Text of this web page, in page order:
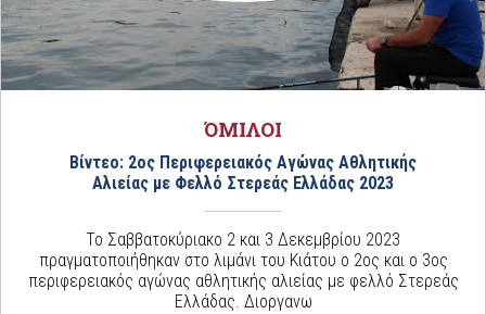
ΌΜΙΛΟΙ
Βίντεο: 2ος Περιφερειακός Αγώνας Αθλητικής
Αλιείας με Φελλό Στερεάς Ελλάδας 2023
Το Σαββατοκύριακο 2 και 3 Δεκεμβρίου 2023
πραγματοποιήθηκαν στο λιμάνι του Κιάτου ο 2ος και ο 3ος
περιφερειακός αγώνας αθλητικής αλιείας με φελλό Στερεάς
Ελλάδας. Διοργανω